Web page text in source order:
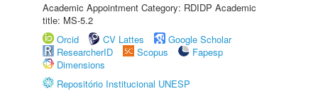
Academic Appointment Category: RDIDP Academic
title: MS-5.2
Orcid
CV Lattes
Google Scholar
ResearcherID
Scopus
Fapesp
Dimensions
Repositório Institucional UNESP